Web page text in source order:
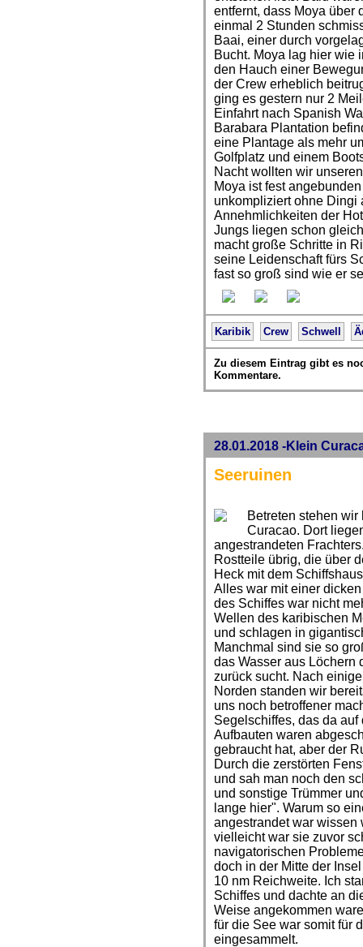
entfernt, dass Moya über
einmal 2 Stunden
Baai, einer durch
Bucht. Moya lag hier wie
den Hauch einer
der Crew erheblich
ging es gestern nur 2
Einfahrt nach Spanish
Barabara Plantation
eine Plantage als mehr
Golfplatz und einem
Nacht wollten wir
Moya ist fest
unkompliziert ohne Dingi
Annehmlichkeiten der
Jungs liegen schon
macht große Schritte in
seine Leidenschaft fürs
fast so groß sind wie er
Karibik Crew Schwell
Zu diesem Eintrag gibt es
Kommentare.
28.01.2018 -Klein
Seeruinen
Betreten stehen
Curacao. Dort
angestrandeten
Rostteile übrig, die über
Heck mit dem
Alles war mit einer
des Schiffes war nicht
Wellen des karibischen
und schlagen in
Manchmal sind sie so
das Wasser aus Löchern
zurück sucht. Nach
Norden standen wir
uns noch betroffener
Segelschiffes, das da
Aufbauten waren
gebraucht hat, aber der
Durch die zerstörten
und sah man noch den
und sonstige Trümmer
lange hier". Warum so
angestrandet war wissen
vielleicht war sie zuvor
navigatorischen
doch in der Mitte der
10 nm Reichweite. Ich
Schiffes und dachte an
Weise angekommen
für die See war somit für
eingesammelt.